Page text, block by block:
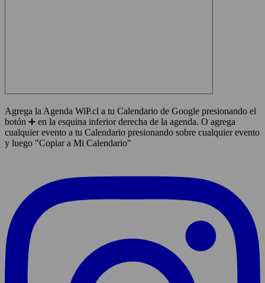
Agrega la Agenda WiP.cl a tu Calendario de Google presionando el
botón ➕ en la esquina inferior derecha de la agenda. O agrega
cualquier evento a tu Calendario presionando sobre cualquier evento
y luego "Copiar a Mi Calendario"